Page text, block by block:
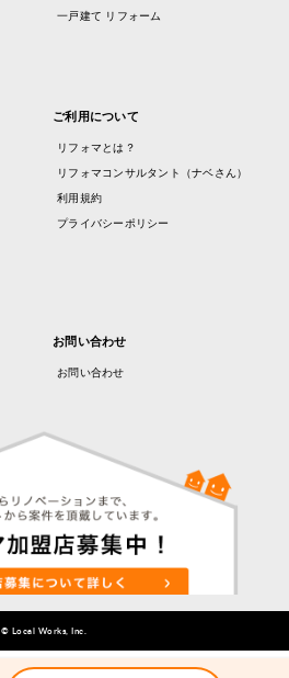
一戸建て リフォーム
ご利用について
リフォマとは？
リフォマコンサルタント（ナベさん）
利用規約
プライバシーポリシー
お問い合わせ
お問い合わせ
© Local Works, Inc.